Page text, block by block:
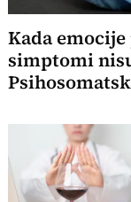
Kada
simptomi